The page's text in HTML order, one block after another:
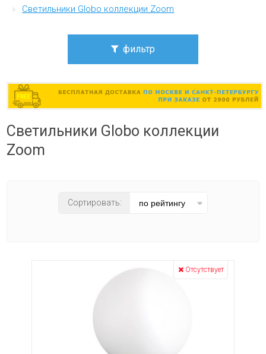
Бра
Распродажа
Еще
Светильники Globo коллекции Zoom
фильтр
современный
Цвет плафона
стекло
до
Направление плафонов
вверх
Цвет основания
металл
Расположение
Светильники Globo коллекции
Zoom
Сортировать:
Отсутствует